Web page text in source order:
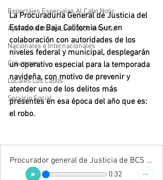
Reportajes Especiales Al Cabo Notic
Ayuntamiento de Los Cabos Informa
Nacionales e Internacionales
Columnas
Locales Los Cabos
Servicio Social
La Procuraduría General de Justicia del
Estado de Baja California Sur, en
colaboración con autoridades de los
niveles federal y municipal, desplegarán
un operativo especial para la temporada
navideña, con motivo de prevenir y
atender uno de los delitos más
presentes en esa época del año que es:
el robo.
Procurador general de Justicia de BCS Antonio López
0:32